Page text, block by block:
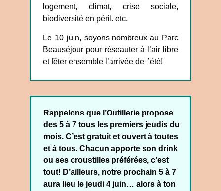
logement, climat, crise sociale,
biodiversité en péril. etc.
Le 10 juin, soyons nombreux au Parc
Beauséjour pour réseauter à l’air libre
et fêter ensemble l’arrivée de l’été!
Rappelons que l’Outillerie propose
des 5 à 7 tous les premiers jeudis du
mois. C’est gratuit et ouvert à toutes
et à tous. Chacun apporte son drink
ou ses croustilles préférées, c’est
tout! D’ailleurs, notre prochain 5 à 7
aura lieu le jeudi 4 juin… alors à ton